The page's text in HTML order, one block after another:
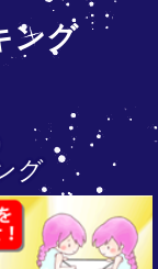
ング
グ